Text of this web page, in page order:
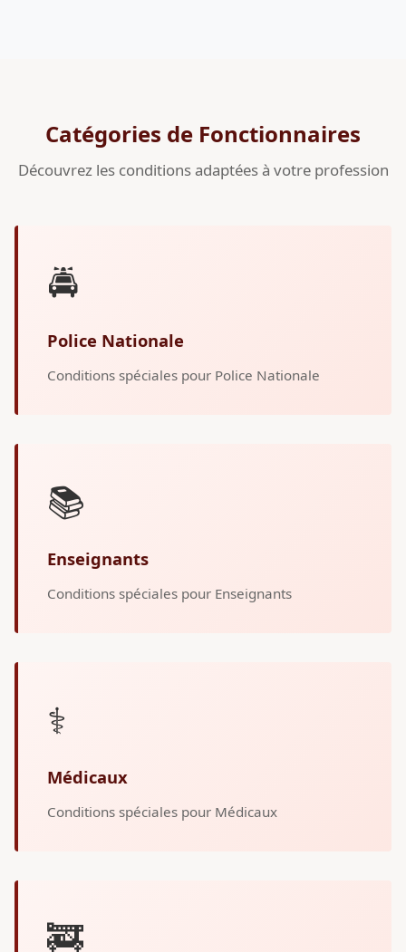
Catégories de Fonctionnaires
Découvrez les conditions adaptées à votre profession
🚔
Police Nationale
Conditions spéciales pour Police Nationale
📚
Enseignants
Conditions spéciales pour Enseignants
⚕️
Médicaux
Conditions spéciales pour Médicaux
🚒